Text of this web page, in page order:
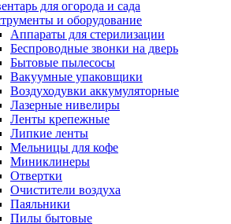
для огорода и сада
и оборудование
Аппараты для стерилизации
Беспроводные звонки на дверь
Бытовые пылесосы
Вакуумные упаковщики
Воздуходувки аккумуляторные
Лазерные нивелиры
Ленты крепежные
Липкие ленты
Мельницы для кофе
Миниклинеры
Отвертки
Очистители воздуха
Паяльники
Пилы бытовые